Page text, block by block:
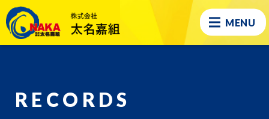
MENU
RECORDS